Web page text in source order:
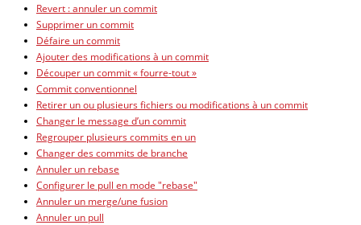
Revert : annuler un commit
Supprimer un commit
Défaire un commit
Ajouter des modifications à un commit
Découper un commit « fourre-tout »
Commit conventionnel
Retirer un ou plusieurs fichiers ou modifications à un commit
Changer le message d’un commit
Regrouper plusieurs commits en un
Changer des commits de branche
Annuler un rebase
Configurer le pull en mode "rebase"
Annuler un merge/une fusion
Annuler un pull